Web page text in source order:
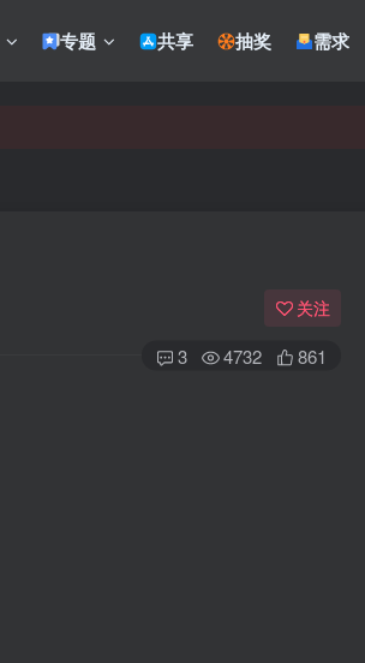
专题 共享 抽奖 需求
关注
3 4732 861